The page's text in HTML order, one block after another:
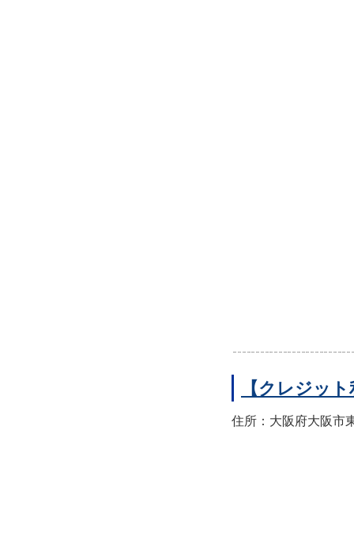
【クレジッ
住所：大阪府大阪市